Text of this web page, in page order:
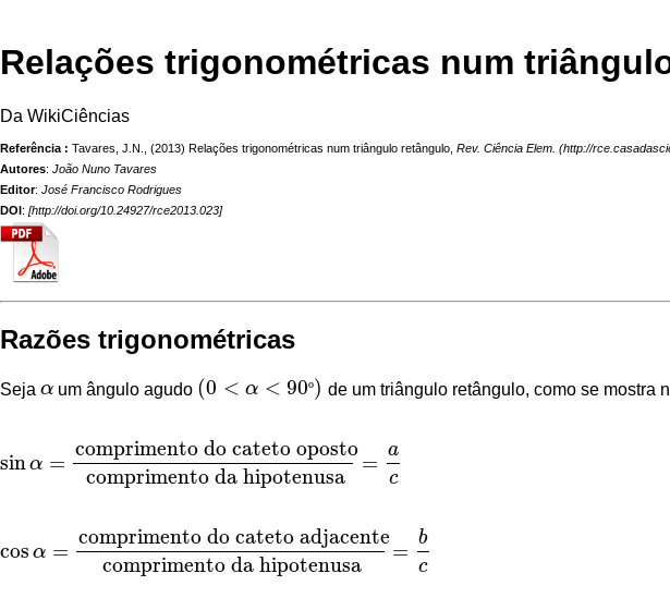
Relações trigonométricas num
Da WikiCiências
Referência : Tavares, J.N., (2013) Relações trigonométricas num triângulo retângulo, Rev. Ciência Elem.
Autores: João Nuno Tavares
Editor: José Francisco Rodrigues
DOI: [http://doi.org/10.24927/rce2013.023]
Razões trigonométricas
Seja α
α um ângulo agudo (0 < α < 90º)
(0< α< 90 º) de um triângulo retângulo, como se mostra
sinα =
comprimento do cateto oposto
comprimento da hipotenusa
=
a
c
sinα= comprimento do cateto opostocomprimento da hipotenusa
cos α =
comprimento do cateto adjacente
comprimento da hipotenusa
=
b
c
cosα= comprimento do cateto adjacentecomprimento da hipotenusa